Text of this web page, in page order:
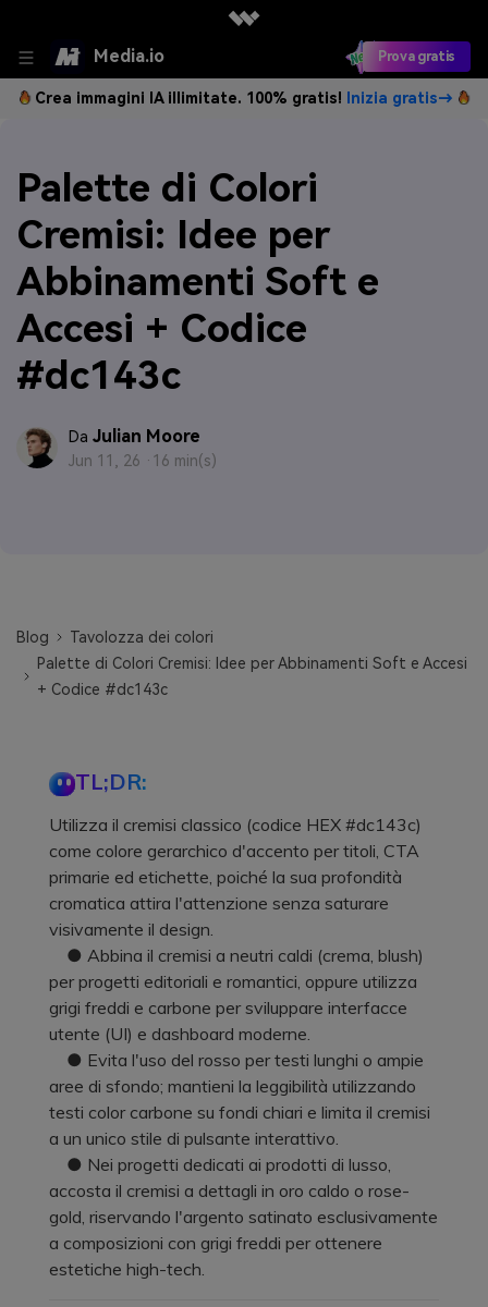
Media.io Prova gratis
Crea immagini IA illimitate. 100% gratis! Inizia gratis→
Palette di Colori
Cremisi: Idee per
Abbinamenti Soft e
Accesi + Codice
#dc143c
Da Julian Moore
Jun 11, 26 · 16 min(s)
Blog
Tavolozza dei colori
Palette di Colori Cremisi: Idee per Abbinamenti Soft e Accesi
+ Codice #dc143c
TL;DR:
Utilizza il cremisi classico (codice HEX #dc143c)
come colore gerarchico d'accento per titoli, CTA
primarie ed etichette, poiché la sua profondità
cromatica attira l'attenzione senza saturare
visivamente il design.
● Abbina il cremisi a neutri caldi (crema, blush)
per progetti editoriali e romantici, oppure utilizza
grigi freddi e carbone per sviluppare interfacce
utente (UI) e dashboard moderne.
● Evita l'uso del rosso per testi lunghi o ampie
aree di sfondo; mantieni la leggibilità utilizzando
testi color carbone su fondi chiari e limita il cremisi
a un unico stile di pulsante interattivo.
● Nei progetti dedicati ai prodotti di lusso,
accosta il cremisi a dettagli in oro caldo o rose-
gold, riservando l'argento satinato esclusivamente
a composizioni con grigi freddi per ottenere
estetiche high-tech.